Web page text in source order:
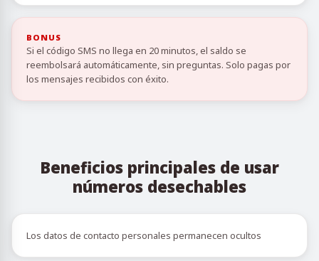
BONUS
Si el código SMS no llega en 20 minutos, el saldo se
reembolsará automáticamente, sin preguntas. Solo pagas por
los mensajes recibidos con éxito.
Beneficios principales de usar
números desechables
Los datos de contacto personales permanecen ocultos